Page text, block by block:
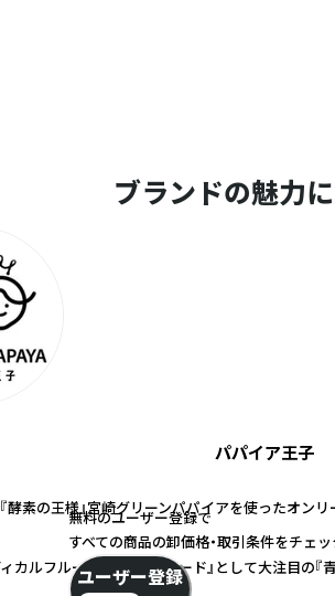
ブランドの魅力
パパイア王子
素の王様』宮崎グリーンパパイアを使ったオンリ
カルフルーツ・スーパーフード』として大注目の『
無料のユーザー登録で
すべての商品の卸価格・取引条件をチェッ
ユーザー登録